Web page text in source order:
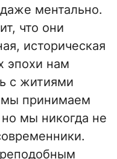
ментально.
что они
историческая
эпохи нам
с житиями
мы принимаем
мы никогда не